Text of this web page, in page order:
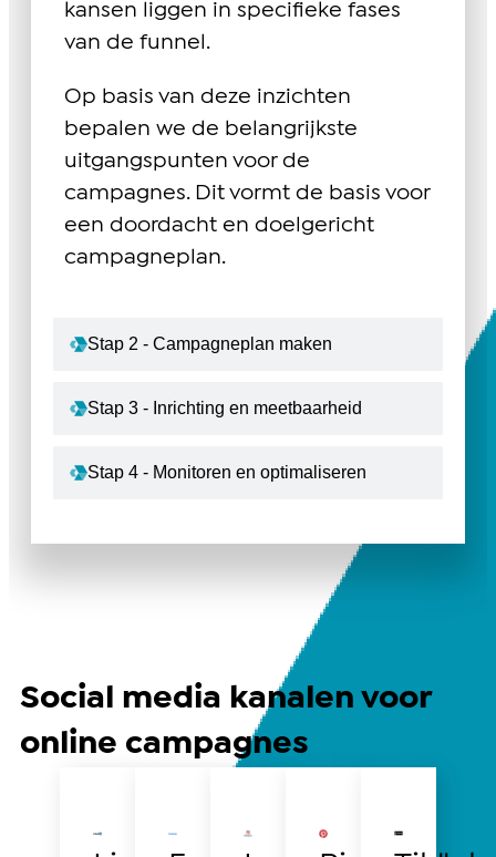
Stap 2 - Campagneplan maken
Stap 3 - Inrichting en meetbaarheid
Stap 4 - Monitoren en optimaliseren
kansen liggen in specifieke fases
van de funnel.
Op basis van deze inzichten
bepalen we de belangrijkste
uitgangspunten voor de
campagnes. Dit vormt de basis voor
een doordacht en doelgericht
campagneplan.
Social media kanalen voor
online campagnes